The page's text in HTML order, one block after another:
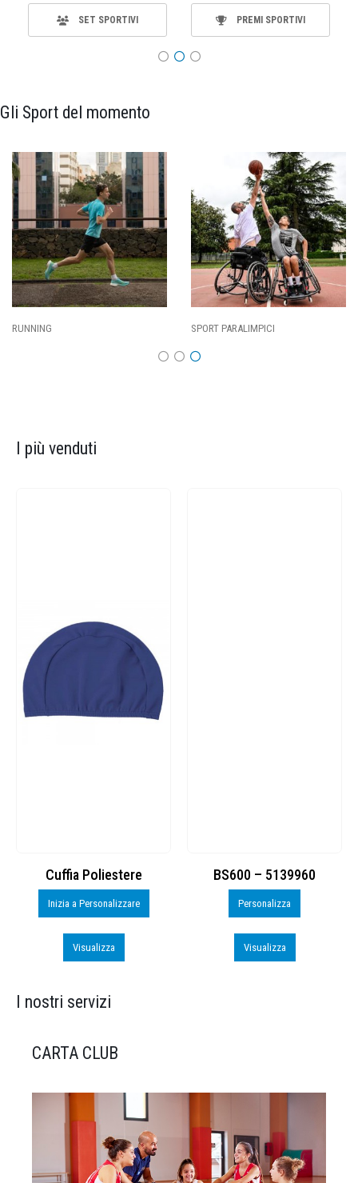
SET SPORTIVI PREMI SPORTIVI
Gli Sport del momento
SPORT PARALIMPICI
I più venduti
Cuffia Poliestere
Inizia a Personalizzare
Visualizza
BS600 – 5139960
Personalizza
Visualizza
I nostri servizi
CARTA CLUB